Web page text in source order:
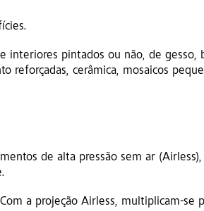
interiores pintados ou não, de gesso,
reforçadas, cerâmica, mosaicos
de alta pressão sem ar
a projeção Airless, multiplicam-se